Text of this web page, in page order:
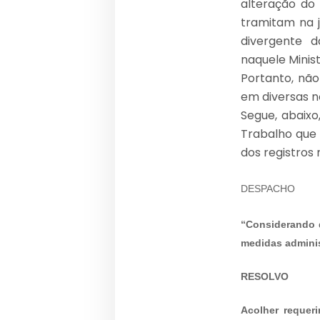
alteração do
tramitam na
divergente
naquele
Portanto,
em diversas
Segue,
Trabalho
dos registros
DESPACHO
medidas
RESOLVO
Acolher